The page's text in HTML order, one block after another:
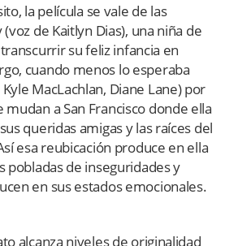
la película se vale de las
de Kaitlyn Dias), una niña de
su feliz infancia en
cuando menos lo esperaba
MacLachlan, Diane Lane) por
a San Francisco donde ella
queridas amigas y las raíces del
esa reubicación produce en ella
pobladas de inseguridades y
en sus estados emocionales.
alcanza niveles de originalidad